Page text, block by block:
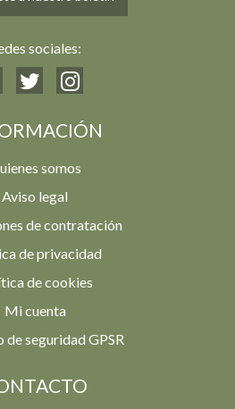
sociales:
somos
Aviso legal
de contratación
de privacidad
de cookies
Mi cuenta
seguridad GPSR